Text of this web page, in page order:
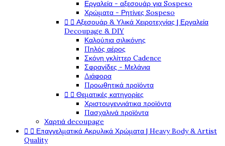
Εργαλεία - αξεσουάρ για Sospeso
Χρώματα - Ρητίνες Sospeso
  Αξεσουάρ & Υλικά Χειροτεχνίας | Εργαλεία
Decoupage & DIY
Καλούπια σιλικόνης
Πηλός αέρος
Σκόνη γκλίττερ Cadence
Σφραγίδες - Μελάνια
Διάφορα
Προωθητικά προϊόντα
  Θεματικές κατηγορίες
Χριστουγεννιάτικα προϊόντα
Πασχαλινά προϊόντα
Χαρτιά decoupage
  Επαγγελματικά Ακρυλικά Χρώματα | Heavy Body & Artist
Quality